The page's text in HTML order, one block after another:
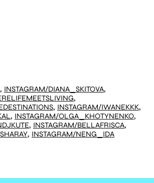
, INSTAGRAM/DIANA_SKITOVA,
,
, INSTAGRAM/IWANEKKK,
, INSTAGRAM/OLGA_KHOTYNENKO,
, INSTAGRAM/BELLAFRISCA,
, INSTAGRAM/NENG_IDA